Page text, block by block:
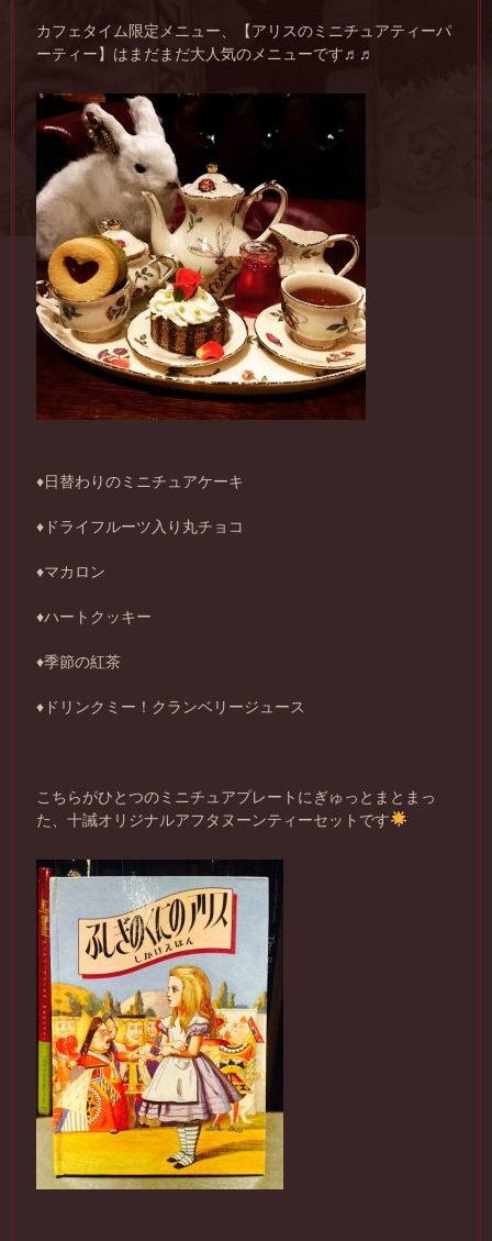
カフェタイム限定メニュー、【アリスのミニチュアティーパ
ーティー】はまだまだ大人気のメニューです♬♬
♦️日替わりのミニチュアケーキ
♦️ドライフルーツ入り丸チョコ
♦️マカロン
♦️ハートクッキー
♦️季節の紅茶
♦️ドリンクミー！クランベリージュース
こちらがひとつのミニチュアプレートにぎゅっとまとまっ
た、十誡オリジナルアフタヌーンティーセットです